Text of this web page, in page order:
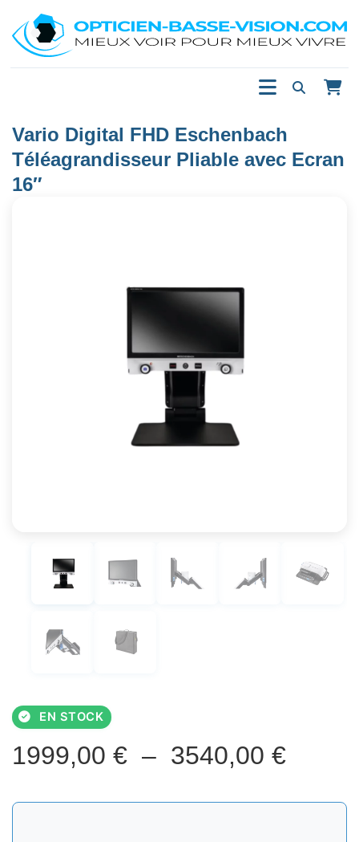
Vario Digital FHD Eschenbach
Téléagrandisseur Pliable avec Ecran
16″
EN STOCK
1999,00 € – 3540,00 €Plage